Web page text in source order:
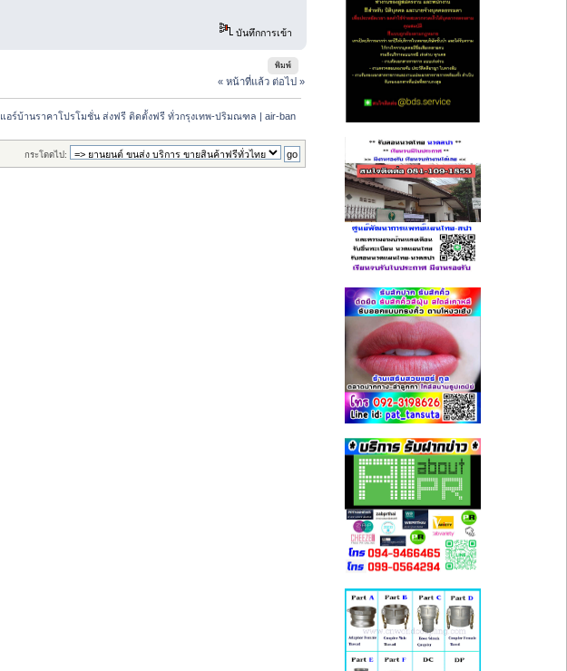
บันทึกการเข้า
พิมพ์
« หน้าที่แล้ว ต่อไป »
แอร์บ้านราคาโปรโมชั่น ส่งฟรี ติดตั้งฟรี ทั่วกรุงเทพ-ปริมณฑล | air-ban
กระโดดไป: